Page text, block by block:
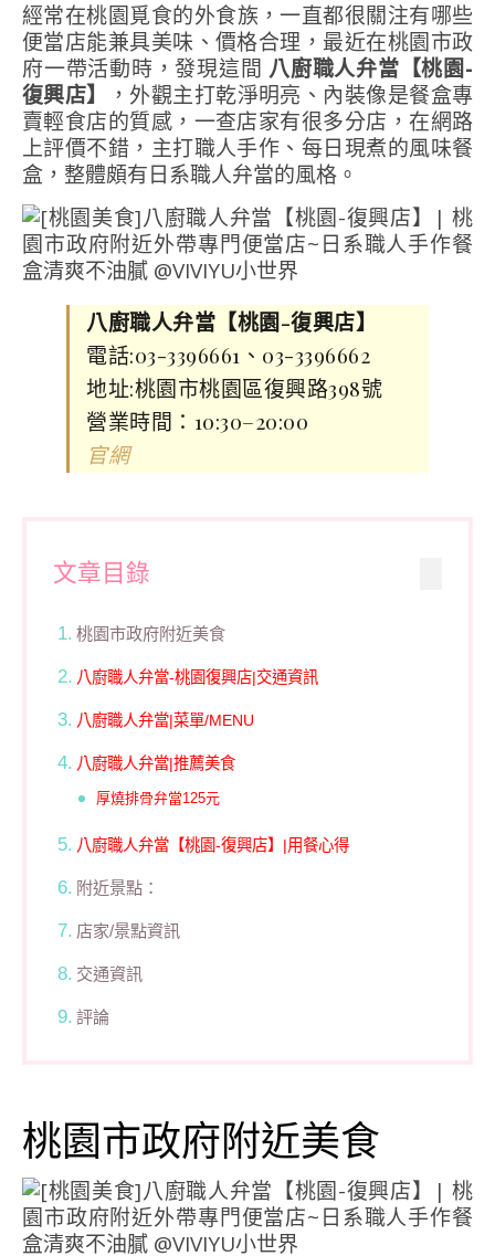
經常在桃園覓食的外食族，一直都很關注有哪些
便當店能兼具美味、價格合理，最近在桃園市政
府一帶活動時，發現這間 八廚職人弁當【桃園-
復興店】
，外觀主打乾淨明亮、內裝像是餐盒專
賣輕食店的質感，一查店家有很多分店，在網路
上評價不錯，主打職人手作、每日現煮的風味餐
盒，整體頗有日系職人弁當的風格。
八廚職人弁當【桃園-復興店】
電話:03-3396661、03-3396662
地址:桃園市桃園區復興路398號
營業時間：10:30–20:00
官網
文章目錄
桃園市政府附近美食
八廚職人弁當-桃園復興店|交通資訊
八廚職人弁當|菜單/MENU
八廚職人弁當|推薦美食
厚燒排骨弁當125元
八廚職人弁當【桃園-復興店】|用餐心得
附近景點：
店家/景點資訊
交通資訊
評論
桃園市政府附近美食